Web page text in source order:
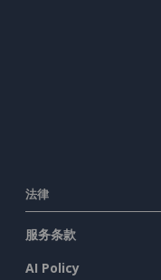
法律
服务条款
AI Policy